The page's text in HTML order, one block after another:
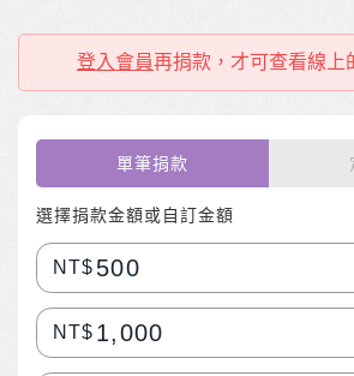
登入會員再捐款，才可查看線上
單筆捐款
選擇捐款金額或自訂金額
NT$ 500
NT$ 1,000